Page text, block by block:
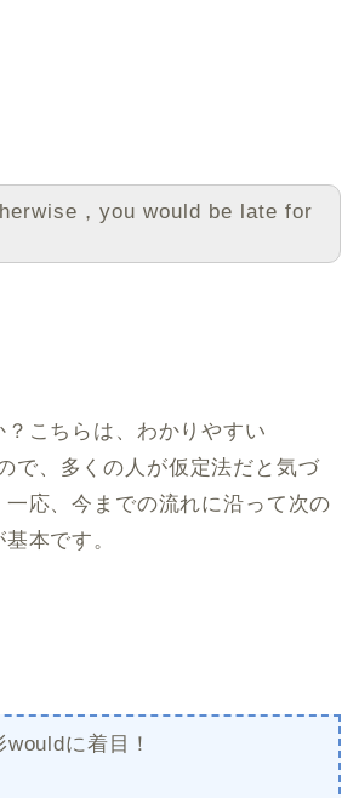
，you would be late for
？こちらは、わかりやすい
で、多くの人が仮定法だと気づ
一応、今までの流れに沿って次の
本です。
に着目！